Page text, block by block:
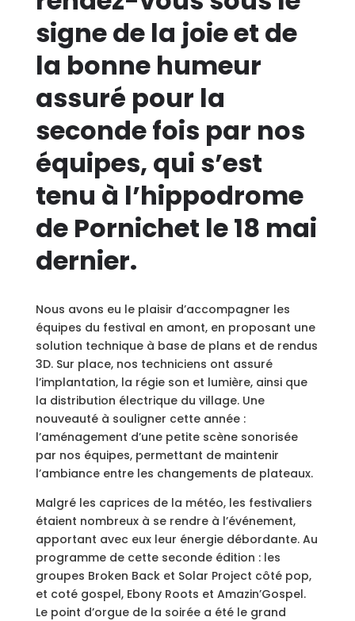
signe de la joie et de
la bonne humeur
assuré pour la
seconde fois par nos
équipes, qui s’est
tenu à l’hippodrome
de Pornichet le 18 mai
dernier.
Nous avons eu le plaisir d’accompagner les
équipes du festival en amont, en proposant une
solution technique à base de plans et de rendus
3D. Sur place, nos techniciens ont assuré
l’implantation, la régie son et lumière, ainsi que
la distribution électrique du village. Une
nouveauté à souligner cette année :
l’aménagement d’une petite scène sonorisée
par nos équipes, permettant de maintenir
l’ambiance entre les changements de plateaux.
Malgré les caprices de la météo, les festivaliers
étaient nombreux à se rendre à l’événement,
apportant avec eux leur énergie débordante. Au
programme de cette seconde édition : les
groupes Broken Back et Solar Project côté pop,
et coté gospel, Ebony Roots et Amazin’Gospel.
Le point d’orgue de la soirée a été le grand